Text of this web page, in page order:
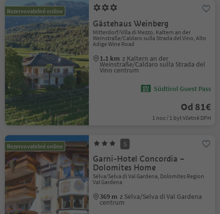
Rezervovatelné online
Gästehaus Weinberg
Mitterdorf/Villa di Mezzo, Kaltern an der
Weinstraße/Caldaro sulla Strada del Vino, Alto
Adige Wine Road
1.1 km z Kaltern an der
Weinstraße/Caldaro sulla Strada del
Vino centrum
Südtirol Guest Pass
Od 81€
1 noc / 1 byt Včetně DPH
Rezervovatelné online S
Garni-Hotel Concordia –
Dolomites Home
Sëlva/Selva di Val Gardena, Dolomites Region
Val Gardena
369 m z Sëlva/Selva di Val Gardena
centrum